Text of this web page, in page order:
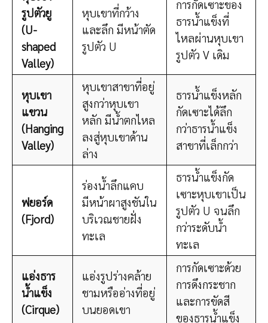
รูปตัวยู
(U-
shaped
Valley)
หุบเขาที่กว้าง
และลึก มีหน้าตัด
รูปตัว U
การกัดเซาะของ
ธารน้ำแข็งที่
ไหลผ่านหุบเขา
รูปตัว V เดิม
หุบเขา
แขวน
(Hanging
Valley)
หุบเขาสาขาที่อยู่
สูงกว่าหุบเขา
หลัก มีน้ำตกไหล
ลงสู่หุบเขาด้าน
ล่าง
ธารน้ำแข็งหลัก
กัดเซาะได้ลึก
กว่าธารน้ำแข็ง
สาขาที่เล็กกว่า
ฟยอร์ด
(Fjord)
ร่องน้ำลึกแคบ
มีหน้าผาสูงชันใน
บริเวณชายฝั่ง
ทะเล
ธารน้ำแข็งกัด
เซาะหุบเขาเป็น
รูปตัว U จนลึก
กว่าระดับน้ำ
ทะเล
แอ่งธาร
น้ำแข็ง
(Cirque)
แอ่งรูปร่างคล้าย
ชามหรืออ่างที่อยู่
บนยอดเขา
การกัดเซาะด้วย
การดึงกระชาก
และการขัดสี
ของธารน้ำแข็ง